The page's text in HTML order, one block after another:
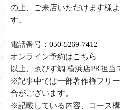
の上、ご来店いただけます様
す。
電話番号：050-5269-7412
オンライン予約はこちら
以上、ゑびす鯛 横浜店PR担当
※記事中では一部著作権フリ
合がございます。
※記載している内容、コース